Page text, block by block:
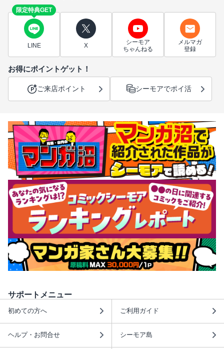
限定特典GET
LINE X
シーモア
ちゃんねる
メルマガ
登録
お得にポイントゲット！
ご来店ポイント シーモアでポイ活
サポートメニュー
初めての方へ ご利用ガイド
ヘルプ・お問合せ シーモア島